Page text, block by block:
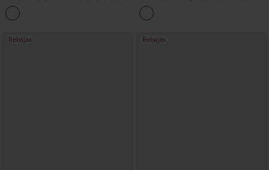
control abdominal, con bolsillo y
acabado brillante — 5''
ciclista de talle alto con control
abdominal, bolsillo, malla de contraste
moldeadora para entrenamiento 5''
Rebajas Rebajas